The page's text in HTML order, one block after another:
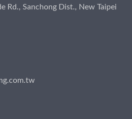
Rd., Sanchong Dist., New Taipei